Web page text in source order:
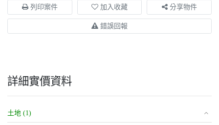
列印案件 加入收藏 分享物件
錯誤回報
詳細實價資料
土地 (1)